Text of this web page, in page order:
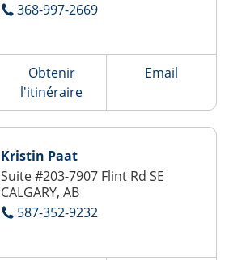
368-997-2669
Obtenir
l'itinéraire
Email
Kristin Paat
Suite #203-7907 Flint Rd SE
CALGARY, AB
587-352-9232